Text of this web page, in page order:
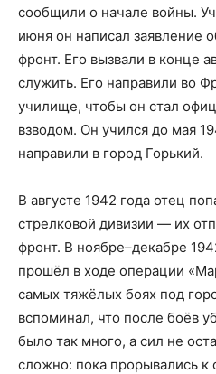
сообщили о начале войны.
июня он написал заявление
фронт. Его вызвали в конце
служить. Его направили во
училище, чтобы он стал
взводом. Он учился до мая
направили в город Горький.
В августе 1942 года отец
стрелковой дивизии — их
фронт. В ноябре–декабре
прошёл в ходе операции
самых тяжёлых боях под
вспоминал, что после боёв
было так много, а сил не
сложно: пока прорывались к